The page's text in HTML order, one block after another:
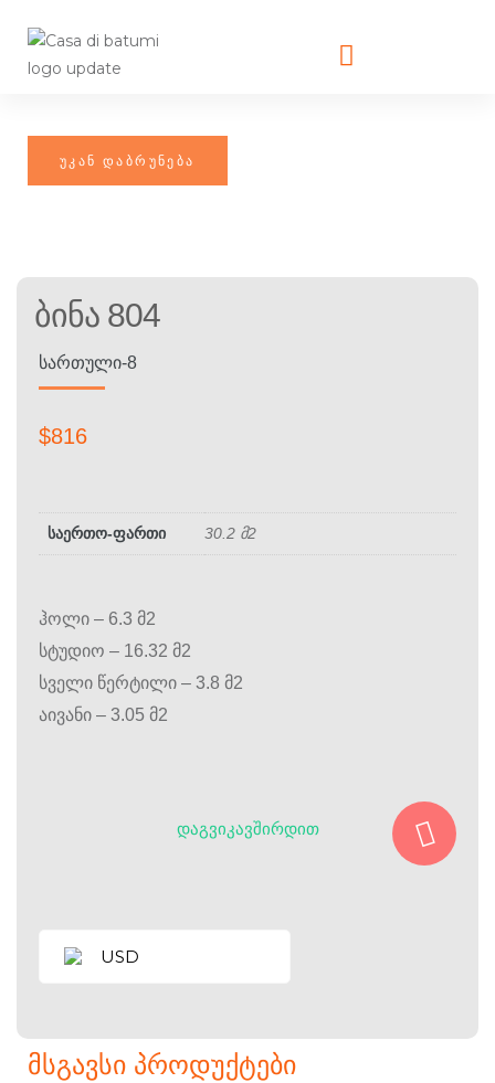
Ბინა 804
ᲡᲐᲠᲗᲣᲚᲘ-8
$816
საერთო-ფართი 30.2 მ2
ჰოლი – 6.3 მ2
სტუდიო – 16.32 მ2
სველი წერტილი – 3.8 მ2
აივანი – 3.05 მ2
ᲓᲐᲒᲕᲘᲙᲐᲕᲨᲘᲠᲓᲘᲗ
USD
ᲛᲡᲒᲐᲕᲡᲘ ᲞᲠᲝᲓᲣᲥᲢᲔᲑᲘ